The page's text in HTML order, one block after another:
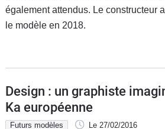
également attendus. Le constructeur
le modèle en 2018.
Design : un graphiste
Ka européenne
Futurs modèles Le 27/02/2016